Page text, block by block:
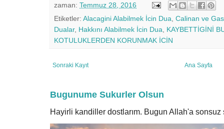
zaman: Temmuz 28, 2016
Etiketler: Alacagini Alabilmek İcin Dua Calinan ve
Dualar, Hakkını Alabilmek İcin Dua
KAYBETTİGİNİ
KOTULUKLERDEN KORUNMAK İCİN
Sonraki Kayıt Ana Sayfa
Bugunume Sukurler Olsun
Hayirli kandiller dostlarım. Bugun Allah'a